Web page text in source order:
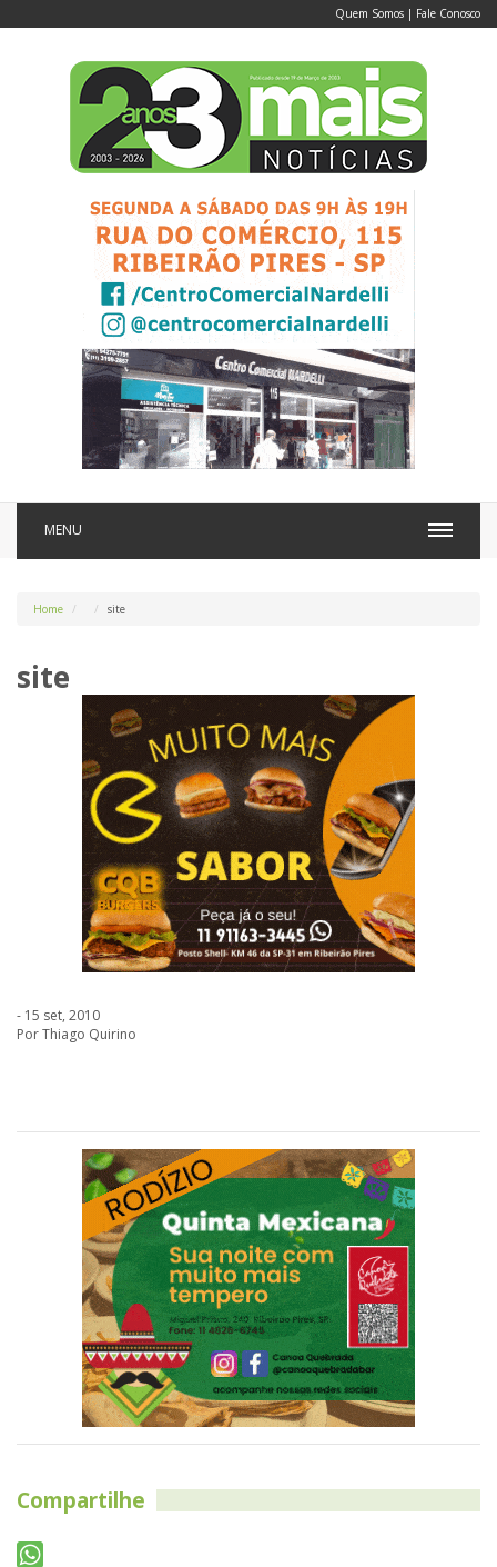
Quem Somos | Fale Conosco
MENU
Home site
site
- 15 set, 2010
Por Thiago Quirino
Compartilhe